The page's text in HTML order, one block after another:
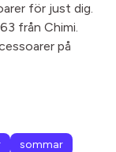
för just dig.
från Chimi.
på
sommar